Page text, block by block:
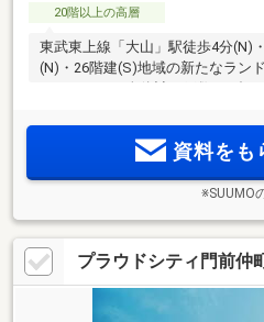
20階以上の高層
東武東上線「大山」駅徒歩4分(N)
(N)・26階建(S)地域の新たなラン
山商店街」隣接。「池袋」駅へ直
2.2km圏(S)(※3)
資料をも
※SUUMO
プラウドシティ門前仲